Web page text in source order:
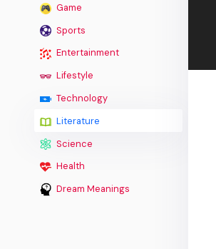
Game
Sports
Entertainment
Lifestyle
Technology
Literature
Science
Health
Dream Meanings